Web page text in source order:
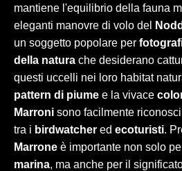
mantiene l'equilibrio della fauna
eleganti manovre di volo del
un soggetto popolare per
della natura che desiderano
questi uccelli nei loro habitat
pattern di piume e la vivace
Marroni sono facilmente
tra i birdwatcher ed ecoturisti.
Marrone è importante non solo
marina, ma anche per il